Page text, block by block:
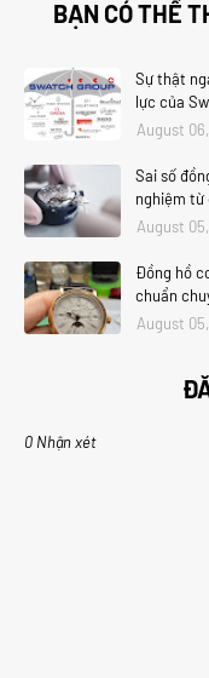
BẠN CÓ THỂ
Sự thật
lực của
August
Sai số
nghiệm từ
August
Đồng hồ
chuẩn
August
0 Nhận xét